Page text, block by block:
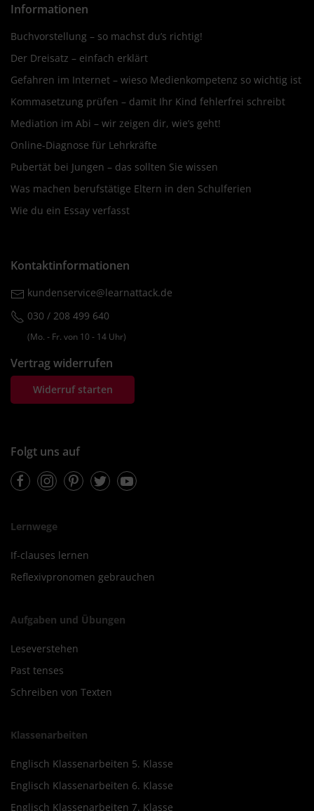
Informationen
Buchvorstellung – so machst du’s richtig!
Der Dreisatz – einfach erklärt
Gefahren im Internet – wieso Medienkompetenz so wichtig ist
Kommasetzung prüfen – damit Ihr Kind fehlerfrei schreibt
Mediation im Abi – wir zeigen dir, wie’s geht!
Online-Diagnose für Lehrkräfte
Pubertät bei Jungen – das sollten Sie wissen
Was machen berufstätige Eltern in den Schulferien
Wie du ein Essay verfasst
Kontaktinformationen
kundenservice@learnattack.de
030 / 208 499 640
(Mo. ‐ Fr. von 10 ‐ 14 Uhr)
Vertrag widerrufen
Widerruf starten
Folgt uns auf
FacebookInstagramPinterestTwitterYoutube
Lernwege
If-clauses lernen
Reflexivpronomen gebrauchen
Aufgaben und Übungen
Leseverstehen
Past tenses
Schreiben von Texten
Klassenarbeiten
Englisch Klassenarbeiten 5. Klasse
Englisch Klassenarbeiten 6. Klasse
Englisch Klassenarbeiten 7. Klasse